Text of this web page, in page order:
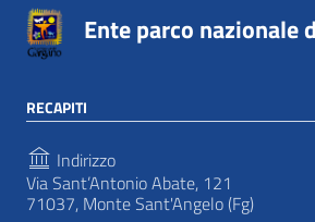
Ente parco nazionale
RECAPITI
Indirizzo
Via Sant’Antonio Abate, 121
71037, Monte Sant'Angelo (Fg)